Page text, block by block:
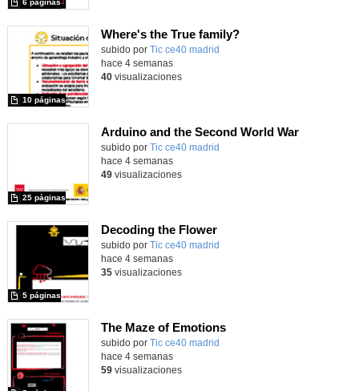
6 páginas
Where's the True family?
subido por Tic ce40 madrid
10 páginas
hace 4 semanas
40visualizaciones
Arduino and the Second World War
subido por Tic ce40 madrid
25 páginas
hace 4 semanas
49visualizaciones
Decoding the Flower
subido por Tic ce40 madrid
5 páginas
hace 4 semanas
35visualizaciones
The Maze of Emotions
subido por Tic ce40 madrid
hace 4 semanas
59visualizaciones